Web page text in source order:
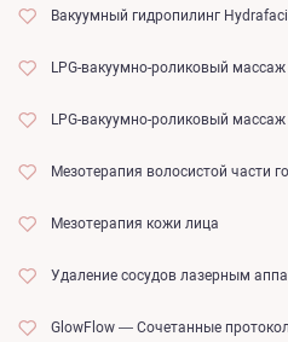
Вакуумный гидропилинг
LPG-вакуумно-роликовый
LPG-вакуумно-роликовый массаж
Мезотерапия волосистой части
Мезотерапия кожи лица
Удаление сосудов лазерным
GlowFlow — Сочетанные